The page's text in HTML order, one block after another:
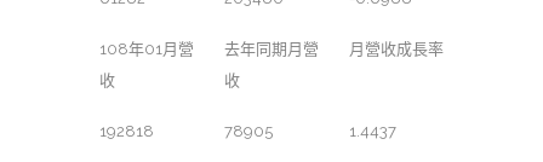
108年01月營
收
去年同期月營
收
月營收成長率
192818 78905 1.4437